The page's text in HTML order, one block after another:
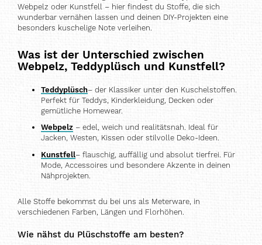
Webpelz oder Kunstfell – hier findest du Stoffe, die sich
wunderbar vernähen lassen und deinen DIY-Projekten eine
besonders kuschelige Note verleihen.
Was ist der Unterschied zwischen
Webpelz, Teddyplüsch und Kunstfell?
Teddyplüsch– der Klassiker unter den Kuschelstoffen.
Perfekt für Teddys, Kinderkleidung, Decken oder
gemütliche Homewear.
Webpelz – edel, weich und realitätsnah. Ideal für
Jacken, Westen, Kissen oder stilvolle Deko-Ideen.
Kunstfell– flauschig, auffällig und absolut tierfrei. Für
Mode, Accessoires und besondere Akzente in deinen
Nähprojekten.
Alle Stoffe bekommst du bei uns als Meterware, in
verschiedenen Farben, Längen und Florhöhen.
Wie nähst du Plüschstoffe am besten?